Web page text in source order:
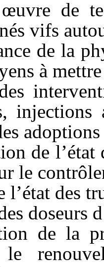
de
vifs
de la
à
adoptions
de l’état
le
l’état des
doseurs
de la
le